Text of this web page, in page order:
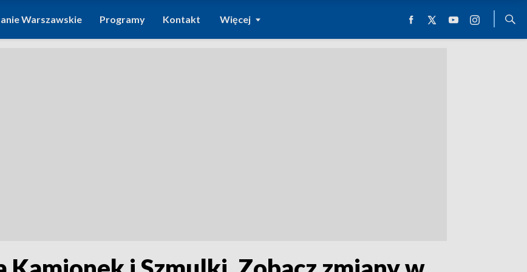
Warszawskie Programy Kontakt Więcej